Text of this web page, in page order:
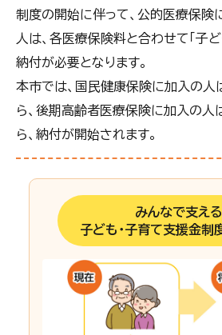
制度の開始に伴って、公的医療保険
人は、各医療保険料と合わせて「子
納付が必要となります。
本市では、国民健康保険に加入の
ら、後期高齢者医療保険に加入の
ら、納付が開始されます。
みんなで支える
子ども・子育て支援金制